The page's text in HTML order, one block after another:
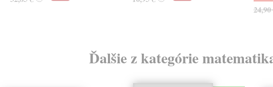
24,90
Ďalšie z kategórie